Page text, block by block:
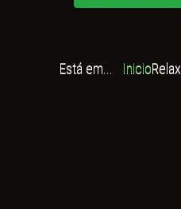
Está em... InicioRelax